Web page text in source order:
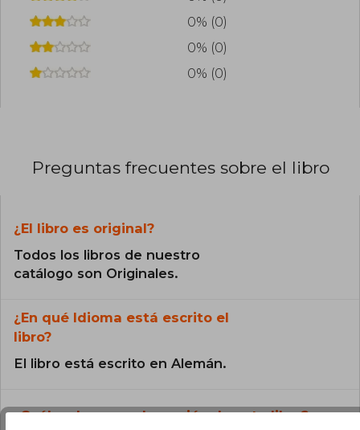
0% (0)
0% (0)
0% (0)
Preguntas frecuentes sobre el libro
¿El libro es original?
Todos los libros de nuestro
catálogo son Originales.
¿En qué Idioma está escrito el
libro?
El libro está escrito en Alemán.
¿Cuál es la encuadernación de este libro?